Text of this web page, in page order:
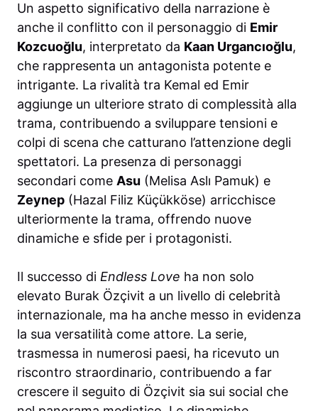
Un aspetto significativo della narrazione è
anche il conflitto con il personaggio di Emir
Kozcuoğlu, interpretato da Kaan Urgancıoğlu,
che rappresenta un antagonista potente e
intrigante. La rivalità tra Kemal ed Emir
aggiunge un ulteriore strato di complessità alla
trama, contribuendo a sviluppare tensioni e
colpi di scena che catturano l’attenzione degli
spettatori. La presenza di personaggi
secondari come Asu (Melisa Aslı Pamuk) e
Zeynep (Hazal Filiz Küçükköse) arricchisce
ulteriormente la trama, offrendo nuove
dinamiche e sfide per i protagonisti.
Il successo di Endless Love ha non solo
elevato Burak Özçivit a un livello di celebrità
internazionale, ma ha anche messo in evidenza
la sua versatilità come attore. La serie,
trasmessa in numerosi paesi, ha ricevuto un
riscontro straordinario, contribuendo a far
crescere il seguito di Özçivit sia sui social che